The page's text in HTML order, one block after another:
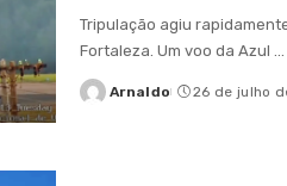
Tripulação agiu
Fortaleza. Um voo da Azul
Posted
Arnaldo 26 de julho